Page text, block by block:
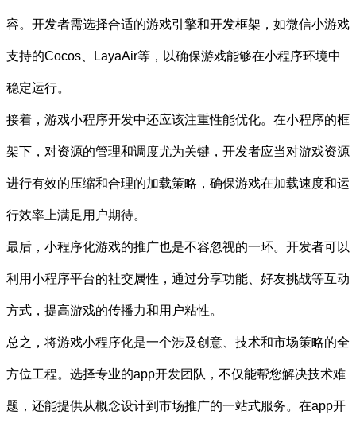
容。开发者需选择合适的游戏引擎和开发框架，如微信小游戏
支持的Cocos、LayaAir等，以确保游戏能够在小程序环境中
稳定运行。
接着，游戏小程序开发中还应该注重性能优化。在小程序的框
架下，对资源的管理和调度尤为关键，开发者应当对游戏资源
进行有效的压缩和合理的加载策略，确保游戏在加载速度和运
行效率上满足用户期待。
最后，小程序化游戏的推广也是不容忽视的一环。开发者可以
利用小程序平台的社交属性，通过分享功能、好友挑战等互动
方式，提高游戏的传播力和用户粘性。
总之，将游戏小程序化是一个涉及创意、技术和市场策略的全
方位工程。选择专业的app开发团队，不仅能帮您解决技术难
题，还能提供从概念设计到市场推广的一站式服务。在app开